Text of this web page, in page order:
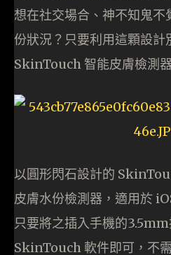
想在社交場合、神不知鬼
份狀況？只要利用這顆設
SkinTouch 智能皮膚檢測
以圓形閃石設計的
皮膚水份檢測器，適用於
只要將之插入手機的
SkinTouch 軟件即可，不